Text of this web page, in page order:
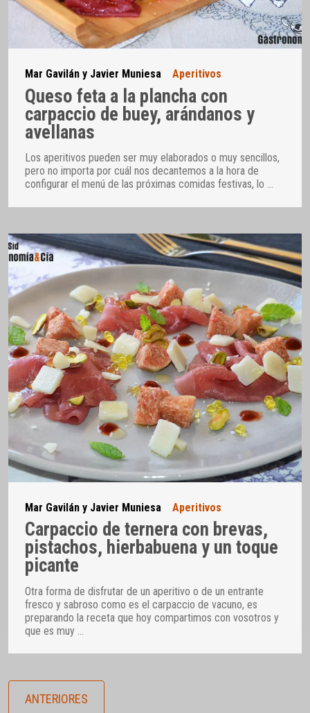
Mar Gavilán y Javier Muniesa Aperitivos
Queso feta a la plancha con
carpaccio de buey, arándanos y
avellanas
Los aperitivos pueden ser muy elaborados o muy sencillos,
pero no importa por cuál nos decantemos a la hora de
configurar el menú de las próximas comidas festivas, lo …
Mar Gavilán y Javier Muniesa Aperitivos
Carpaccio de ternera con brevas,
pistachos, hierbabuena y un toque
picante
Otra forma de disfrutar de un aperitivo o de un entrante
fresco y sabroso como es el carpaccio de vacuno, es
preparando la receta que hoy compartimos con vosotros y
que es muy
ANTERIORES